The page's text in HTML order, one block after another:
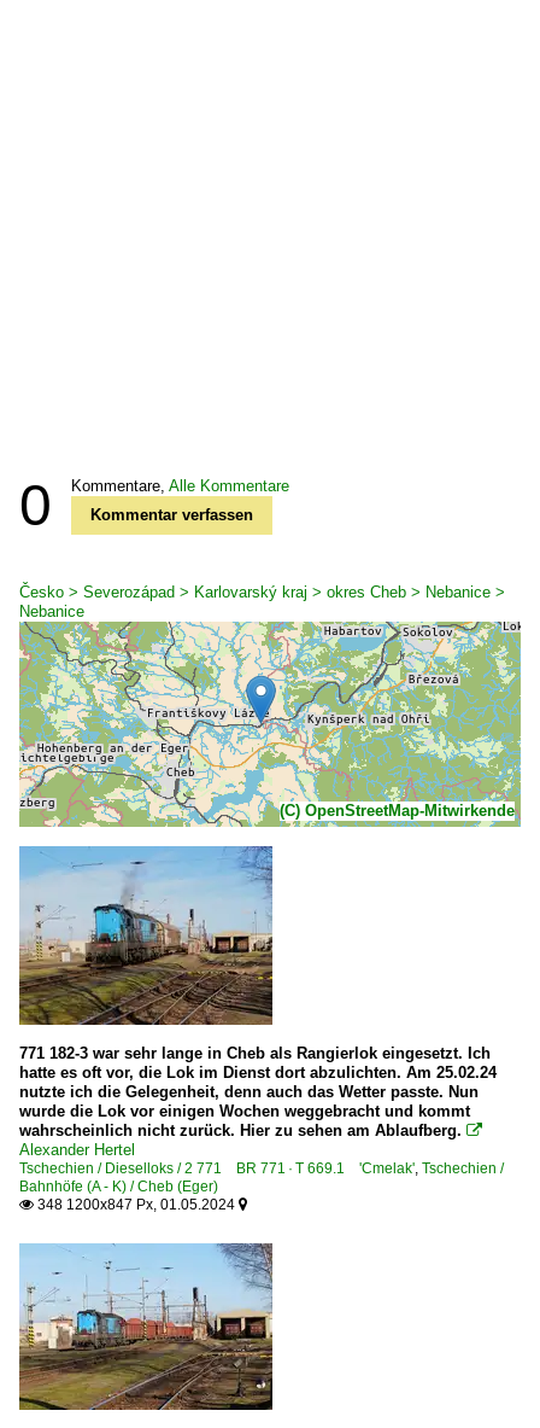
0 Kommentare, Alle Kommentare
Kommentar verfassen
Česko > Severozápad > Karlovarský kraj > okres Cheb > Nebanice >
Nebanice
(C) OpenStreetMap-Mitwirkende
771 182-3 war sehr lange in Cheb als Rangierlok eingesetzt. Ich
hatte es oft vor, die Lok im Dienst dort abzulichten. Am 25.02.24
nutzte ich die Gelegenheit, denn auch das Wetter passte. Nun
wurde die Lok vor einigen Wochen weggebracht und kommt
wahrscheinlich nicht zurück. Hier zu sehen am Ablaufberg. 
Alexander Hertel
Tschechien / Dieselloks / 2 771 BR 771 · T 669.1 'Cmelak', Tschechien /
Bahnhöfe (A - K) / Cheb (Eger)
 348 1200x847 Px, 01.05.2024 